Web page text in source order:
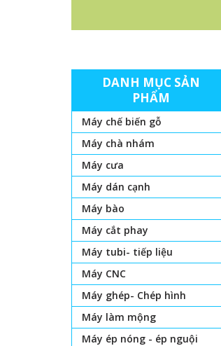
DANH MỤC SẢN
PHẨM
Máy chế biến gỗ
Máy chà nhám
Máy cưa
Máy dán cạnh
Máy bào
Máy cắt phay
Máy tubi- tiếp liệu
Máy CNC
Máy ghép- Chép hình
Máy làm mộng
Máy ép nóng - ép nguội